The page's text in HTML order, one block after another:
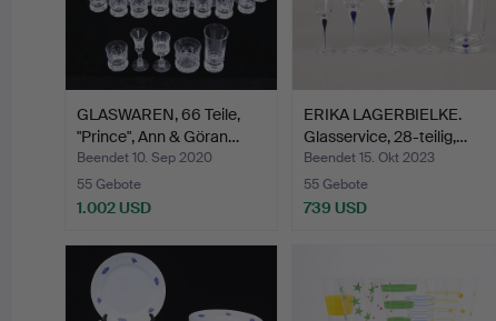
GLASWAREN, 66 Teile,
"Prince", Ann & Göran…
Beendet 10. Sep 2020
55 Gebote
1.002 USD
ERIKA LAGERBIELKE.
Glasservice, 28-teilig,…
Beendet 15. Okt 2023
55 Gebote
739 USD